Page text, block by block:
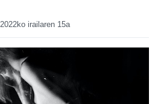
2022ko irailaren 15a